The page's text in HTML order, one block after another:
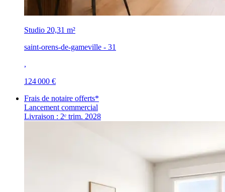
Studio 20,31 m²
saint-orens-de-gameville - 31
,
124 000 €
Frais de notaire offerts*
Lancement commercial
Livraison : 2ᵉ trim. 2028